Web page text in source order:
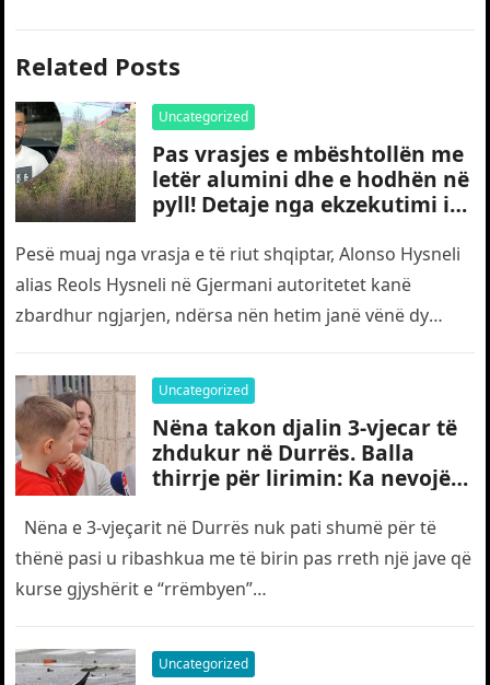
Related Posts
Uncategorized
Pas vrasjes e mbështollën me
letër alumini dhe e hodhën në
pyll! Detaje nga ekzekutimi i
Pesë muaj nga vrasja e të riut shqiptar, Alonso Hysneli
alias Reols Hysneli në Gjermani autoritetet kanë
zbardhur ngjarjen, ndërsa nën hetim janë vënë dy
Uncategorized
Nëna takon djalin 3-vjecar të
zhdukur në Durrës. Balla
thirrje për lirimin: Ka nevojë
Nëna e 3-vjeçarit në Durrës nuk pati shumë për të
thënë pasi u ribashkua me të birin pas rreth një jave që
kurse gjyshërit e “rrëmbyen”…
Uncategorized